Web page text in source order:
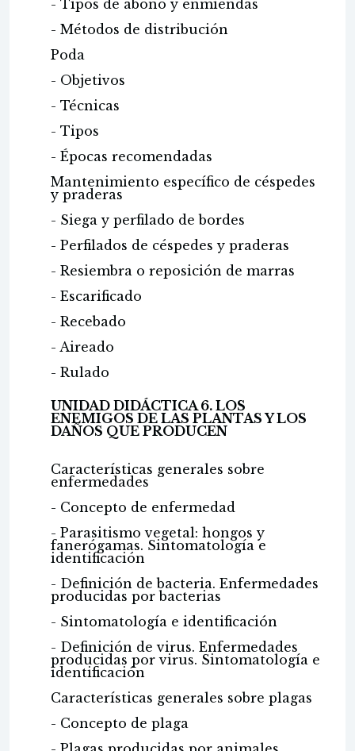
- Tipos de abono y enmiendas
- Métodos de distribución
Poda
- Objetivos
- Técnicas
- Tipos
- Épocas recomendadas
Mantenimiento específico de céspedes
y praderas
- Siega y perfilado de bordes
- Perfilados de céspedes y praderas
- Resiembra o reposición de marras
- Escarificado
- Recebado
- Aireado
- Rulado
UNIDAD DIDÁCTICA 6. LOS
ENEMIGOS DE LAS PLANTAS Y LOS
DAÑOS QUE PRODUCEN
Características generales sobre
enfermedades
- Concepto de enfermedad
- Parasitismo vegetal: hongos y
fanerógamas. Sintomatología e
identificación
- Definición de bacteria. Enfermedades
producidas por bacterias
- Sintomatología e identificación
- Definición de virus. Enfermedades
producidas por virus. Sintomatología e
identificación
Características generales sobre plagas
- Concepto de plaga